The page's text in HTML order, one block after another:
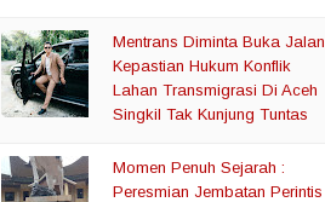
Mentrans Diminta Buka Jalan
Kepastian Hukum Konflik
Lahan Transmigrasi Di Aceh
Singkil Tak Kunjung Tuntas
Momen Penuh Sejarah :
Peresmian Jembatan Perintis